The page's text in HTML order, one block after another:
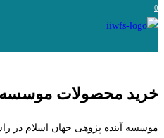
0
خرید محصولات موسسه
موسسه آینده پژوهی جهان اسلام در